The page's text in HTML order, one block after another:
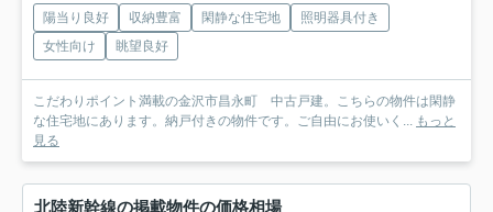
陽当り良好 収納豊富 閑静な住宅地
照明器具付き
女性向け
眺望良好
こだわりポイント満載の金沢市昌永町 中古戸建。こちらの物件は閑静
な住宅地にあります。納戸付きの物件です。ご自由にお使いく... もっと
見る
北陸新幹線の掲載物件の価格相場